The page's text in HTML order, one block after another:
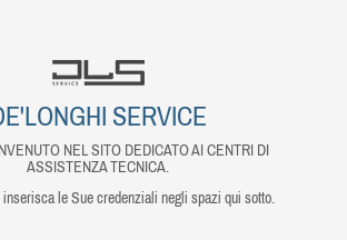
SERVICE
NEL SITO DEDICATO AI CENTRI DI
ASSISTENZA TECNICA.
inserisca le Sue credenziali negli spazi qui sotto.